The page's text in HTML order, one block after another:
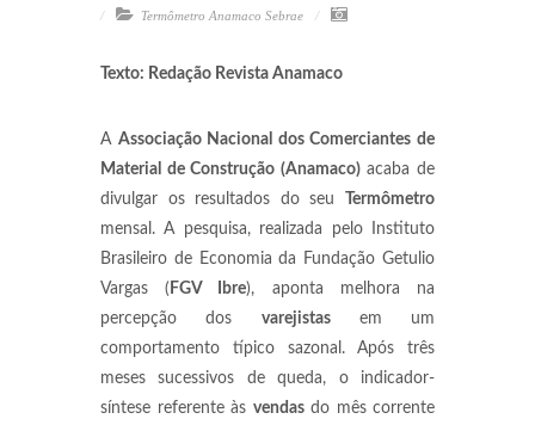
Termômetro Anamaco Sebrae
Texto: Redação Revista Anamaco
A Associação Nacional dos Comerciantes de
Material de Construção (Anamaco)acaba de
divulgar os resultados do seu
Termômetro
mensal. A pesquisa, realizada pelo Instituto
Brasileiro de Economia da Fundação Getulio
Vargas ( FGV Ibre), aponta melhora na
percepção dos varejistasem um
comportamento típico sazonal. Após três
meses sucessivos de queda, o indicador-
síntese referente às vendasdo mês corrente